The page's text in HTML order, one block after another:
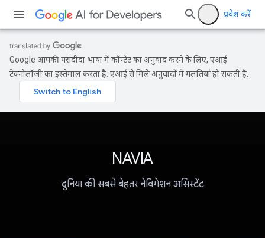
प्रवेश करें
Google आपकी पसंदीदा भाषा में कॉन्टेंट का अनुवाद करने के लिए, एआई
टेक्नोलॉजी का इस्तेमाल करता है. एआई से मिले अनुवादों में गलतियां हो सकती हैं.
NAVIA
दुनिया की सबसे बेहतर नेविगेशन असिस्टेंट